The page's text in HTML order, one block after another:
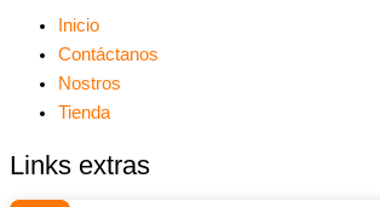
Inicio
Contáctanos
Nostros
Tienda
Links extras